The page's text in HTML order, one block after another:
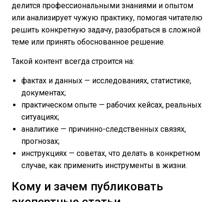
делится профессиональными знаниями и опытом
или анализирует чужую практику, помогая читателю
решить конкретную задачу, разобраться в сложной
теме или принять обоснованное решение.
Такой контент всегда строится на:
фактах и данных — исследованиях, статистике,
документах;
практическом опыте — рабочих кейсах, реальных
ситуациях;
аналитике — причинно-следственных связях,
прогнозах;
инструкциях — советах, что делать в конкретном
случае, как применить инструменты в жизни.
Кому и зачем публиковать